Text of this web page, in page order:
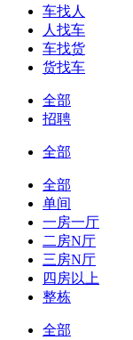
车找人
人找车
车找货
货找车
全部
招聘
全部
全部
单间
一房一厅
二房N厅
三房N厅
四房以上
整栋
全部